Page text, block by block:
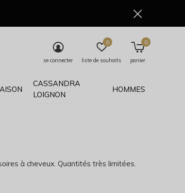
CASSANDRA
LOIGNON
HOMMES
se connecter liste de souhaits
0
panier
0
à cheveux. Quantités très limitées.